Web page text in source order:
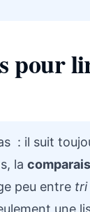
pour
: il suit
la
peu entre tri
une